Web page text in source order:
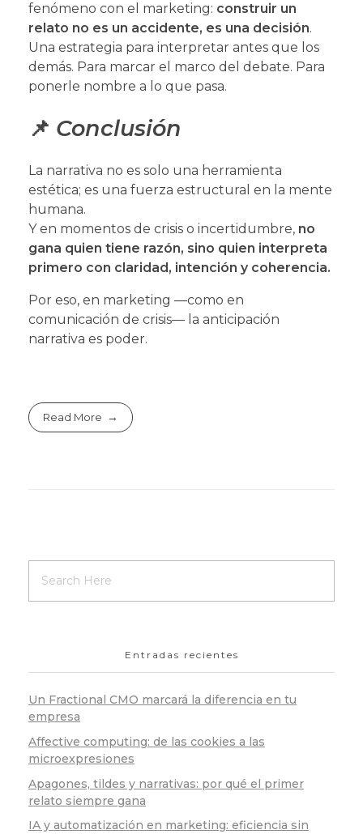
fenómeno con el marketing: construir un
relato no es un accidente, es una decisión.
Una estrategia para interpretar antes que los
demás. Para marcar el marco del debate. Para
ponerle nombre a lo que pasa.
📌 Conclusión
La narrativa no es solo una herramienta
estética; es una fuerza estructural en la mente
humana.
Y en momentos de crisis o incertidumbre, no
gana quien tiene razón, sino quien interpreta
primero con claridad, intención y coherencia.
Por eso, en marketing —como en
comunicación de crisis— la anticipación
narrativa es poder.
Read More
Entradas recientes
Un Fractional CMO marcará la diferencia en tu
empresa
Affective computing: de las cookies a las
microexpresiones
Apagones, tildes y narrativas: por qué el primer
relato siempre gana
IA y automatización en marketing: eficiencia sin